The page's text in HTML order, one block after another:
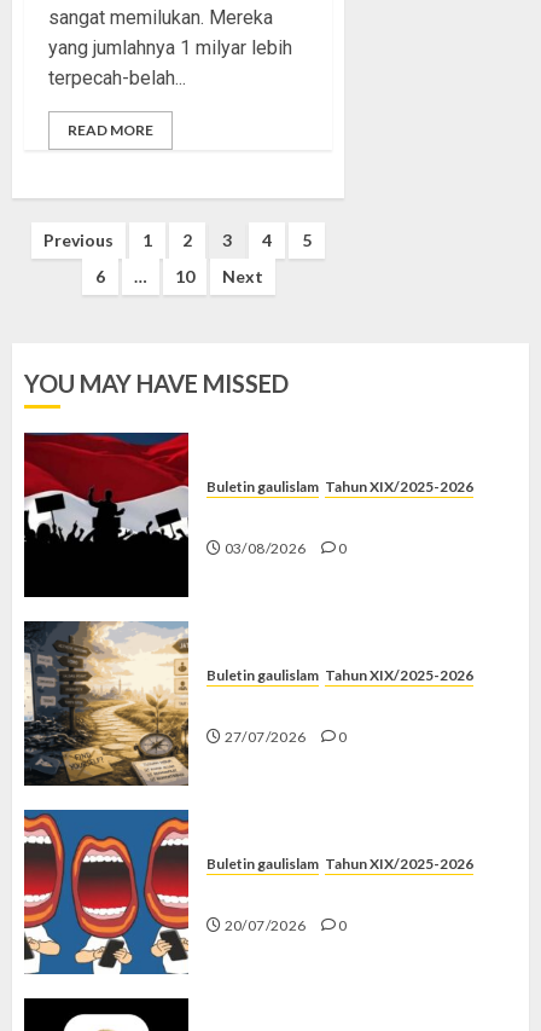
sangat memilukan. Mereka
yang jumlahnya 1 milyar lebih
terpecah-belah...
READ MORE
Posts
pagination
Previous 1 2 3 4
5
6
… 10 Next
YOU MAY HAVE MISSED
Buletin gaulislam Tahun XIX/2025-2026
03/08/2026 0
Buletin gaulislam Tahun XIX/2025-2026
27/07/2026 0
Buletin gaulislam Tahun XIX/2025-2026
20/07/2026 0